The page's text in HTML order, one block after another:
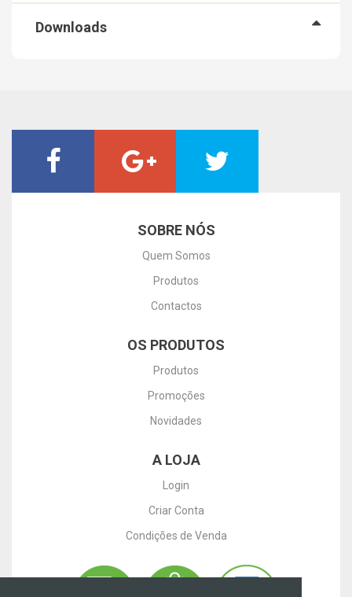
Downloads
SOBRE NÓS
Quem Somos
Produtos
Contactos
OS PRODUTOS
Produtos
Promoções
Novidades
A LOJA
Login
Criar Conta
Condições de Venda